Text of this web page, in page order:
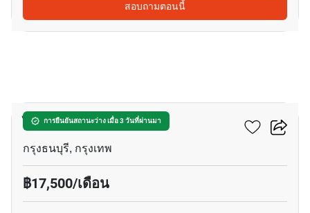
สอบถามตอนนี้
การยืนยันสถานะว่าง เมื่อ 3 วันที่ผ่านมา
ไฮฟ์ สาทร
กรุงธนบุรี, กรุงเทพ
฿17,500/เดือน